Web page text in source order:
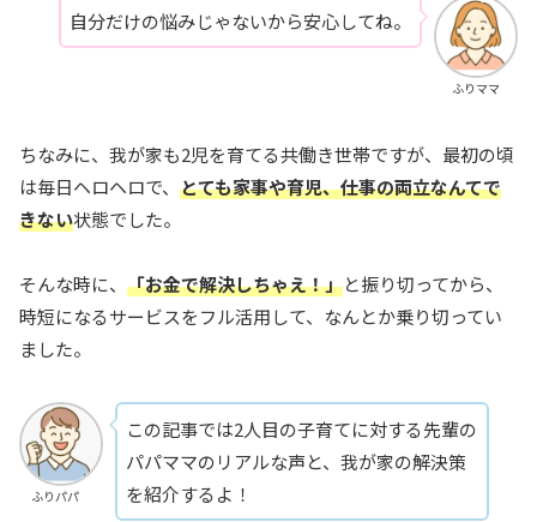
ふりママ
自分だけの悩みじゃないから安心してね。
ちなみに、我が家も2児を育てる共働き世帯ですが、最初の頃
は毎日ヘロヘロで、 とても家事や育児、仕事の両立なんてで
きない状態でした。
そんな時に、 「お金で解決しちゃえ！」と振り切ってから、
時短になるサービスをフル活用して、なんとか乗り切ってい
ました。
ふりパパ
この記事では2人目の子育てに対する先輩の
パパママのリアルな声と、我が家の解決策
を紹介するよ！